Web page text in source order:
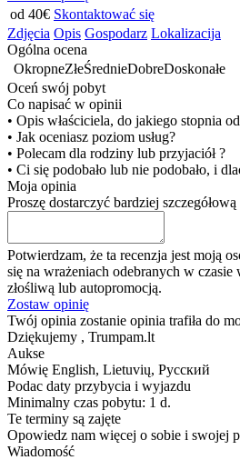
od 40€ Skontaktować się
Zdjęcia Opis Gospodarz Lokalizacija
Ogólna ocena
OkropneZłeŚrednieDobreDoskonałe
Oceń swój pobyt
Co napisać w opinii
• Opis właściciela, do jakiego stopnia
• Jak oceniasz poziom usług?
• Polecam dla rodziny lub przyjaciół ?
• Ci się podobało lub nie podobało, i
Moja opinia
Proszę dostarczyć bardziej
Potwierdzam, że ta recenzja jest moją
się na wrażeniach odebranych w
złośliwą lub autopromocją.
Zostaw opinię
Twój opinia zostanie opinia trafiła do
Dziękujemy , Trumpam.lt
Aukse
Mówię English, Lietuvių, Русский
Podac daty przybycia i wyjazdu
Minimalny czas pobytu: 1 d.
Te terminy są zajęte
Opowiedz nam więcej o sobie i swojej
Wiadomość